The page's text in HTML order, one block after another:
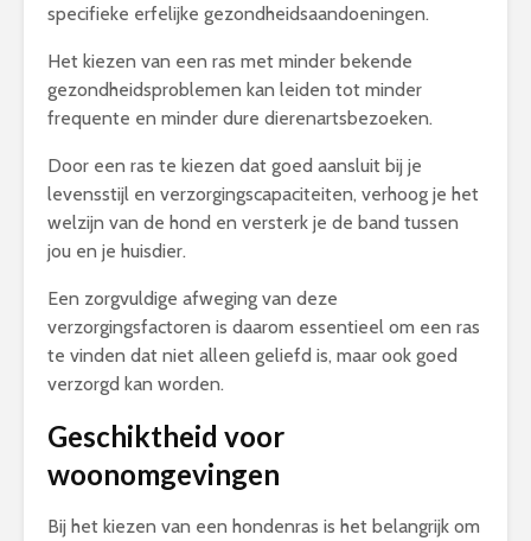
specifieke erfelijke gezondheidsaandoeningen.
Het kiezen van een ras met minder bekende
gezondheidsproblemen kan leiden tot minder
frequente en minder dure dierenartsbezoeken.
Door een ras te kiezen dat goed aansluit bij je
levensstijl en verzorgingscapaciteiten, verhoog je het
welzijn van de hond en versterk je de band tussen
jou en je huisdier.
Een zorgvuldige afweging van deze
verzorgingsfactoren is daarom essentieel om een ras
te vinden dat niet alleen geliefd is, maar ook goed
verzorgd kan worden.
Geschiktheid voor
woonomgevingen
Bij het kiezen van een hondenras is het belangrijk om